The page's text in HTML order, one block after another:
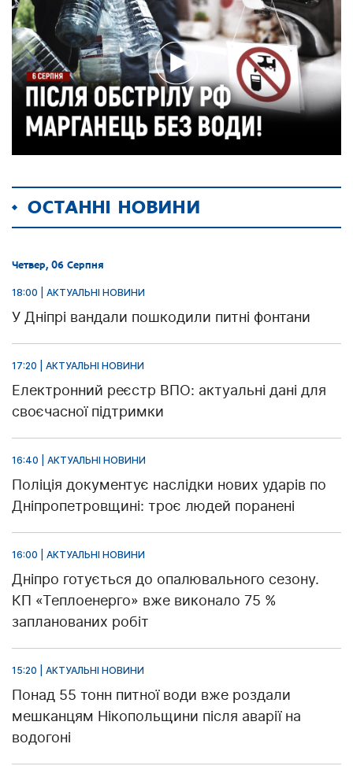
ОСТАННІ НОВИНИ
Четвер, 06 Серпня
18:00 | АКТУАЛЬНІ НОВИНИ
У Дніпрі вандали пошкодили питні фонтани
17:20 | АКТУАЛЬНІ НОВИНИ
Електронний реєстр ВПО: актуальні дані для
своєчасної підтримки
16:40 | АКТУАЛЬНІ НОВИНИ
Поліція документує наслідки нових ударів по
Дніпропетровщині: троє людей поранені
16:00 | АКТУАЛЬНІ НОВИНИ
Дніпро готується до опалювального сезону.
КП «Теплоенерго» вже виконало 75 %
запланованих робіт
15:20 | АКТУАЛЬНІ НОВИНИ
Понад 55 тонн питної води вже роздали
мешканцям Нікопольщини після аварії на
водогоні